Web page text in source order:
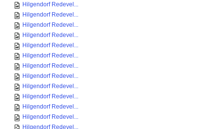
Hilgendorf Redevel...
Hilgendorf Redevel...
Hilgendorf Redevel...
Hilgendorf Redevel...
Hilgendorf Redevel...
Hilgendorf Redevel...
Hilgendorf Redevel...
Hilgendorf Redevel...
Hilgendorf Redevel...
Hilgendorf Redevel...
Hilgendorf Redevel...
Hilgendorf Redevel...
Hilgendorf Redevel...